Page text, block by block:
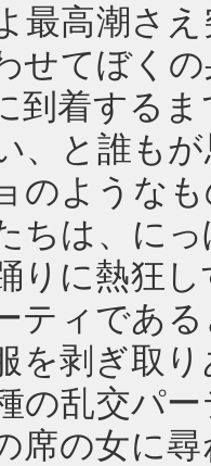
最高潮さ
せてぼく
到着する
、と誰も
のような
ちは、に
りに熱狂
ティであ
を剥ぎ取
の乱交パ
席の女に